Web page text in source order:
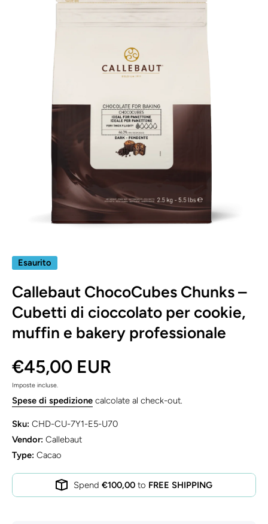
Esaurito
Callebaut ChocoCubes Chunks –
Cubetti di cioccolato per cookie,
muffin e bakery professionale
€45,00 EUR
Imposte incluse.
Spese di spedizione calcolate al check-out.
Sku: CHD-CU-7Y1-E5-U70
Vendor: Callebaut
Type: Cacao
Spend €100,00 to FREE SHIPPING